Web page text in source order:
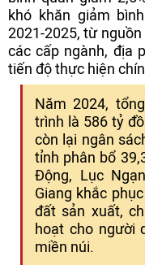
khó khăn giảm
2021-2025, từ
các cấp ngành, địa
tiến độ thực hiện
Năm 2024,
trình là 586 tỷ
còn lại ngân
tỉnh phân bổ
Động, Lục
Giang khắc
đất sản xuất,
hoạt cho người
miền núi.